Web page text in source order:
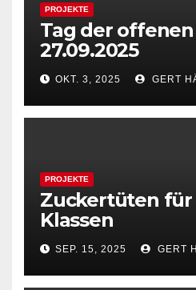
PROJEKTE
Tag der
27.09.2025
OKT. 3, 2025 GERT
PROJEKTE
Zuckertüten für
Klassen
SEP. 15, 2025 GERT